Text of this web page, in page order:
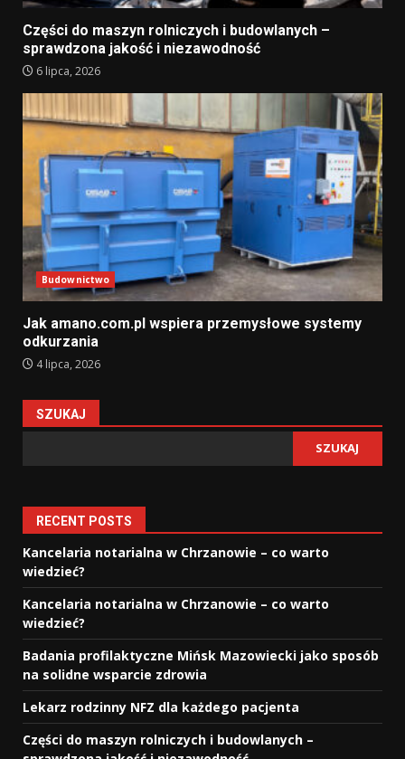
Części do maszyn rolniczych i budowlanych –
sprawdzona jakość i niezawodność
6 lipca, 2026
Budownictwo
Jak amano.com.pl wspiera przemysłowe systemy
odkurzania
4 lipca, 2026
SZUKAJ
SZUKAJ
RECENT POSTS
Kancelaria notarialna w Chrzanowie – co warto
wiedzieć?
Kancelaria notarialna w Chrzanowie – co warto
wiedzieć?
Badania profilaktyczne Mińsk Mazowiecki jako sposób
na solidne wsparcie zdrowia
Lekarz rodzinny NFZ dla każdego pacjenta
Części do maszyn rolniczych i budowlanych –